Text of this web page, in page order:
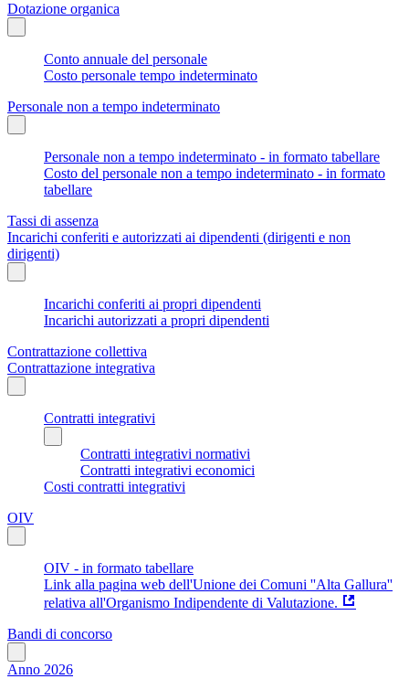
Dotazione organica
Conto annuale del personale
Costo personale tempo indeterminato
Personale non a tempo indeterminato
Personale non a tempo indeterminato - in formato tabellare
Costo del personale non a tempo indeterminato - in formato
tabellare
Tassi di assenza
Incarichi conferiti e autorizzati ai dipendenti (dirigenti e non
dirigenti)
Incarichi conferiti ai propri dipendenti
Incarichi autorizzati a propri dipendenti
Contrattazione collettiva
Contrattazione integrativa
Contratti integrativi
Contratti integrativi normativi
Contratti integrativi economici
Costi contratti integrativi
OIV
OIV - in formato tabellare
Link alla pagina web dell'Unione dei Comuni ''Alta Gallura''
relativa all'Organismo Indipendente di Valutazione.
Bandi di concorso
Anno 2026